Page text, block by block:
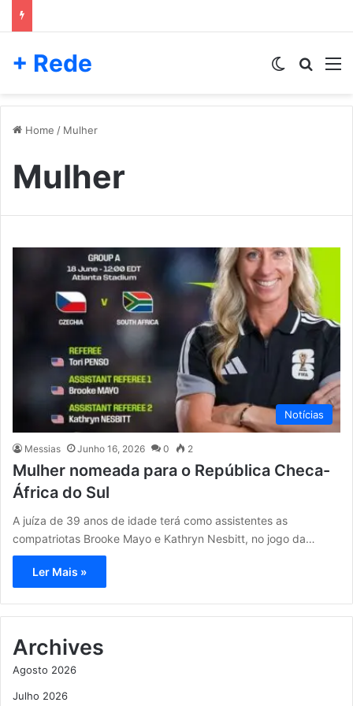
+ Rede Switch skin
Home / Mulher
Mulher
Notícias
Messias Junho 16, 2026 0 2
Mulher nomeada para o República Checa-
África do Sul
A juíza de 39 anos de idade terá como assistentes as
compatriotas Brooke Mayo e Kathryn Nesbitt, no jogo da…
Ler Mais »
Archives
Agosto 2026
Julho 2026